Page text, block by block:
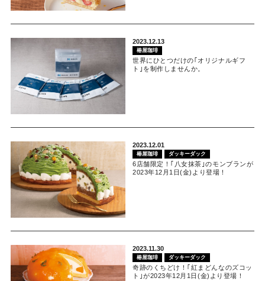
2023.12.13
椿屋珈琲
世界にひとつだけの｢オリジナルギフ
ト｣を制作しませんか。
2023.12.01
椿屋珈琲 ダッキーダック
6店舗限定！｢八女抹茶｣のモンブランが
2023年12月1日(金)より登場！
2023.11.30
椿屋珈琲 ダッキーダック
奇跡のくちどけ！｢紅まどんなのズコッ
ト｣が2023年12月1日(金)より登場！